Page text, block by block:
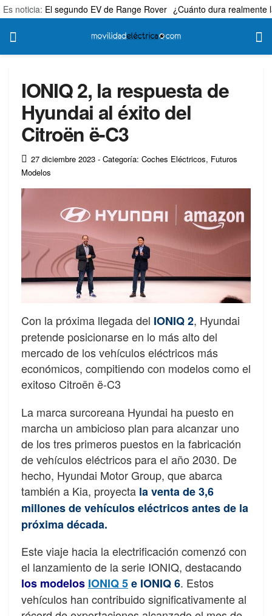
Es noticia: El segundo EV de Range Rover ¿Cuánto dura realmente
IONIQ 2, la respuesta de
Hyundai al éxito del
Citroën ë-C3
27 diciembre 2023 - Categoría: Coches Eléctricos, Futuros
Modelos
Con la próxima llegada del IONIQ 2, Hyundai
pretende posicionarse en lo más alto del
mercado de los vehículos eléctricos más
económicos, compitiendo con modelos como el
exitoso Citroën ë-C3
La marca surcoreana Hyundai ha puesto en
marcha un ambicioso plan para alcanzar uno
de los tres primeros puestos en la fabricación
de vehículos eléctricos para el año 2030. De
hecho, Hyundai Motor Group, que abarca
también a Kia, proyecta la venta de 3,6
millones de vehículos eléctricos antes de la
próxima década.
Este viaje hacia la electrificación comenzó con
el lanzamiento de la serie IONIQ, destacando
los modelos IONIQ 5e IONIQ 6. Estos
vehículos han contribuido significativamente al